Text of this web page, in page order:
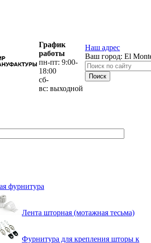
График
работы
пн-пт: 9:00-
18:00
сб-
вс: выходной
Наш адрес
Ваш город: El
фурнитура
Лента шторная (мотажная тесьма)
Фурнитура для крепления шторы к